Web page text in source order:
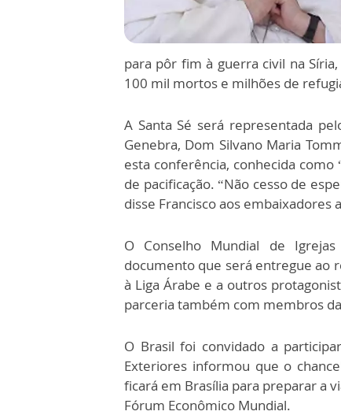
para pôr fim à guerra civil na
100 mil mortos e milhões de
A Santa Sé será representada
Genebra, Dom Silvano Maria
esta conferência, conhecida
de pacificação. “Não cesso de
disse Francisco aos embaixadores
O Conselho Mundial de
documento que será entregue ao
à Liga Árabe e a outros
parceria também com membros
O Brasil foi convidado a
Exteriores informou que o
ficará em Brasília para preparar a
Fórum Econômico Mundial.